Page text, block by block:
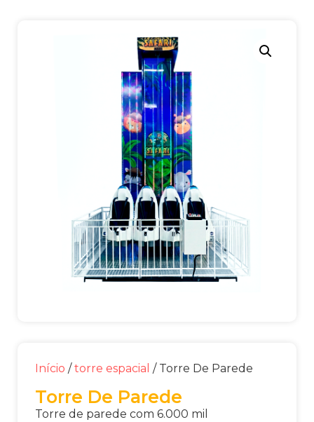
Início /torre espacial / Torre De Parede
Torre De Parede
Torre de parede com 6.000 mil